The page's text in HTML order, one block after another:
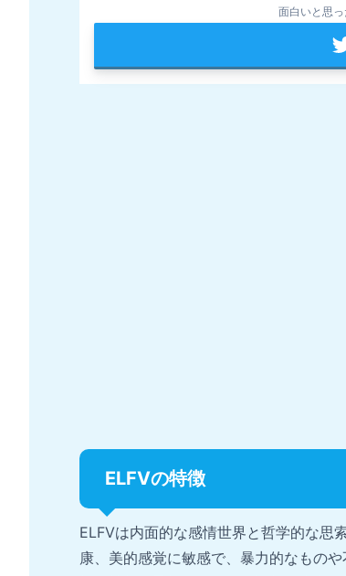
面白いと思
ELFVの特徴
ELFVは内面的な感情世界と哲学的な思
康、美的感覚に敏感で、暴力的なもの